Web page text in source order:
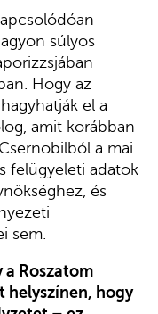
súlyos
Hogy az
el a
amit korábban
a mai
felügyeleti adatok
és
sem.
Roszatom
helyszínen, hogy